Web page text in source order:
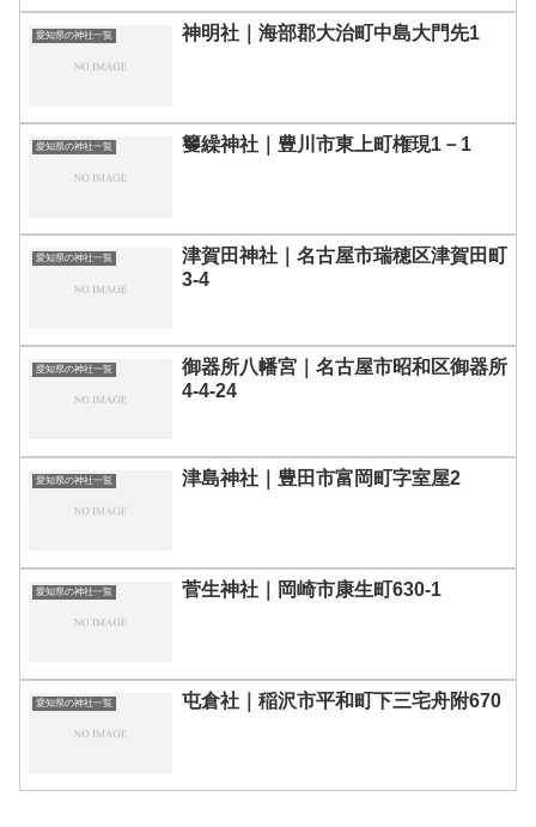
愛知県の神社一覧 神明社｜海部郡大治町中島大門先1
愛知県の神社一覧 籰繰神社｜豊川市東上町権現1－1
愛知県の神社一覧
津賀田神社｜名古屋市瑞穂区津賀田町
3-4
愛知県の神社一覧
御器所八幡宮｜名古屋市昭和区御器所
4-4-24
愛知県の神社一覧 津島神社｜豊田市富岡町字室屋2
愛知県の神社一覧 菅生神社｜岡崎市康生町630-1
愛知県の神社一覧 屯倉社｜稲沢市平和町下三宅舟附670